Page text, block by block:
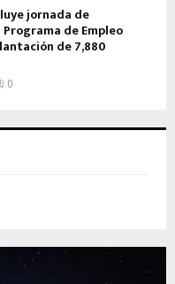
jornada de
de Empleo
de 7,880
0